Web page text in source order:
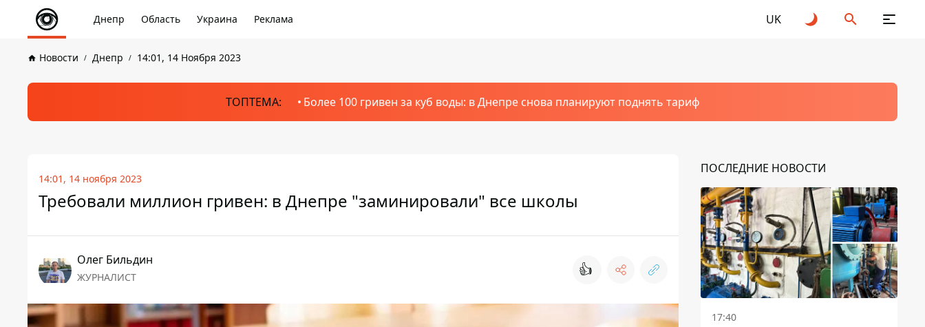
Днепр Область Украина Реклама UK
Новости Днепр 14:01, 14 Ноября 2023
ТОПТЕМА: Более 100 гривен за куб воды: в Днепре снова планируют поднять тариф
14:01, 14 ноября 2023
Требовали миллион гривен: в Днепре "заминировали" все школы
Олег Бильдин
ЖУРНАЛИСТ 👍
ПОСЛЕДНИЕ НОВОСТИ
17:40